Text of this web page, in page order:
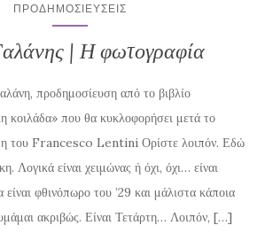
ΠΡΟΔΗΜΟΣΙΕΎΣΕΙΣ
| Η φωτογραφία
προδημοσίευση από το βιβλίο
κοιλάδα» που θα κυκλοφορήσει μετά το
του Francesco Lentini Ορίστε λοιπόν. Εδώ
Λογικά είναι χειμώνας ή όχι, όχι… είναι
φθινόπωρο του ’29 και μάλιστα κάποια
ακριβώς. Είναι Τετάρτη… Λοιπόν, […]